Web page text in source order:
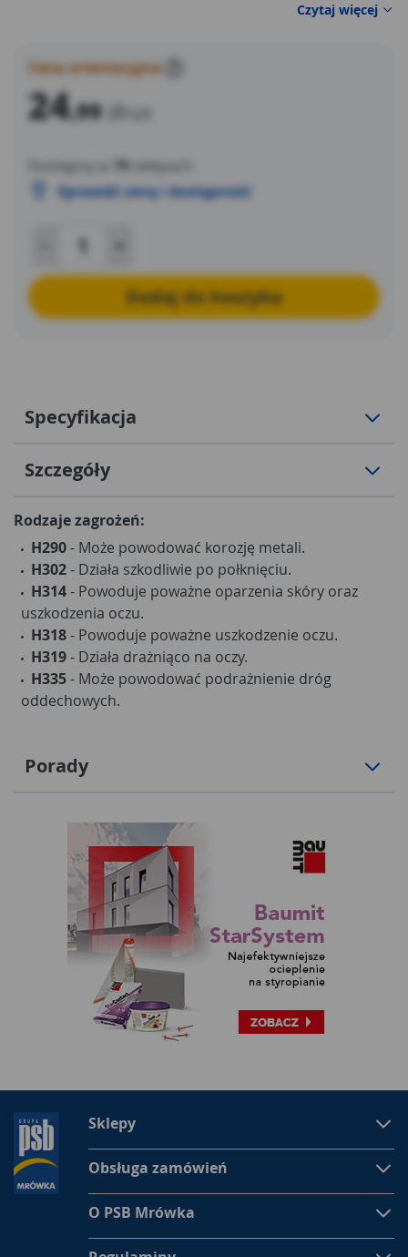
Czytaj więcej
Cena orientacyjna
24,99 zł
Dostępny w
sklepach
Sprawdź cenę i dostępność
Dodaj do koszyka
Specyfikacja
Szczegóły
Rodzaje zagrożeń:
H290- Może powodować korozję metali.
H302- Działa szkodliwie po połknięciu.
H314- Powoduje poważne oparzenia skóry oraz
uszkodzenia oczu.
H318- Powoduje poważne uszkodzenie oczu.
H319- Działa drażniąco na oczy.
H335- Może powodować podrażnienie dróg
oddechowych.
Porady
Sklepy
Obsługa zamówień
O PSB Mrówka